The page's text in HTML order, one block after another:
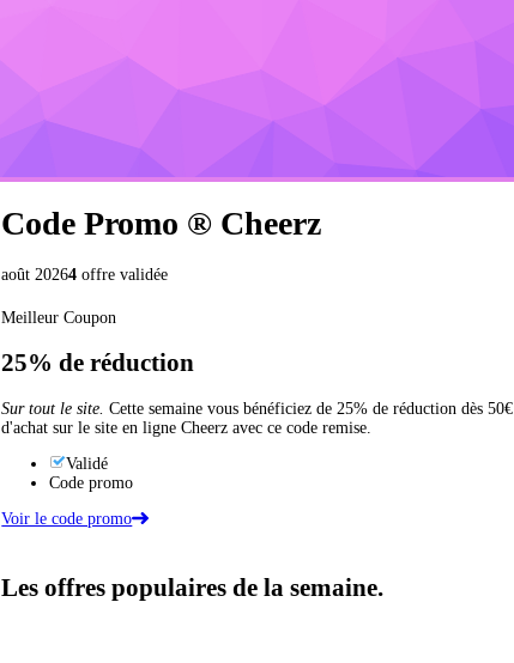
Code Promo ® Cheerz
août 20264 offre validée
Meilleur Coupon
25% de réduction
Sur tout le site. Cette semaine vous bénéficiez de 25% de réduction dès 50€
d'achat sur le site en ligne Cheerz avec ce code remise.
Validé
Code promo
Voir le code promo
Les offres populaires de la semaine.